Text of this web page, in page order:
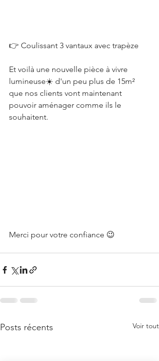
👉 Coulissant 3 vantaux avec trapèze
Et voilà une nouvelle pièce à vivre
lumineuse☀️ d'un peu plus de 15m²
que nos clients vont maintenant
pouvoir aménager comme ils le
souhaitent.
Merci pour votre confiance 😉
Posts récents Voir tout